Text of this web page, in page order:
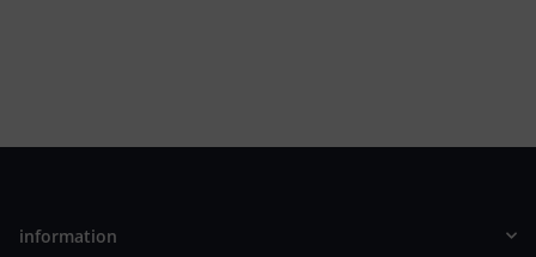
information